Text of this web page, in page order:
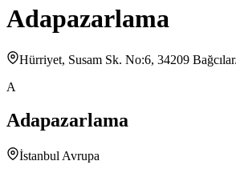
Adapazarlama
Hürriyet, Susam Sk. No:6, 34209
A
Adapazarlama
İstanbul Avrupa